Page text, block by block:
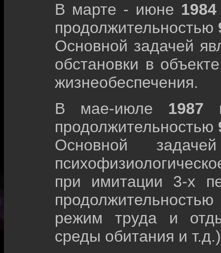
В марте - июне
продолжительностью
Основной задачей
обстановки в
жизнеобеспечения.
В мае-июле 1987
продолжительностью
Основной
при имитации 3-х
режим труда и
среды обитания и